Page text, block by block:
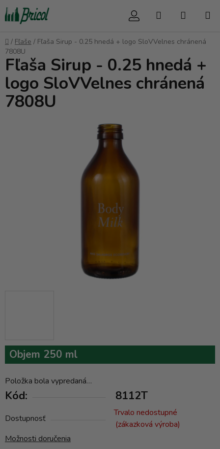
Prejsť
na
obsah
Hľadať
Domov
/ Fľaše / Fľaša Sirup - 0.25 hnedá + logo SloVVelnes chránená
7808U
Objem 250 ml
Položka bola vypredaná…
Kód: 8112T
Dostupnosť
Trvalo nedostupné
(zákazková výroba)
Možnosti doručenia
Fľaša Sirup - 0.25 hnedá +
logo SloVVelnes chránená
7808U